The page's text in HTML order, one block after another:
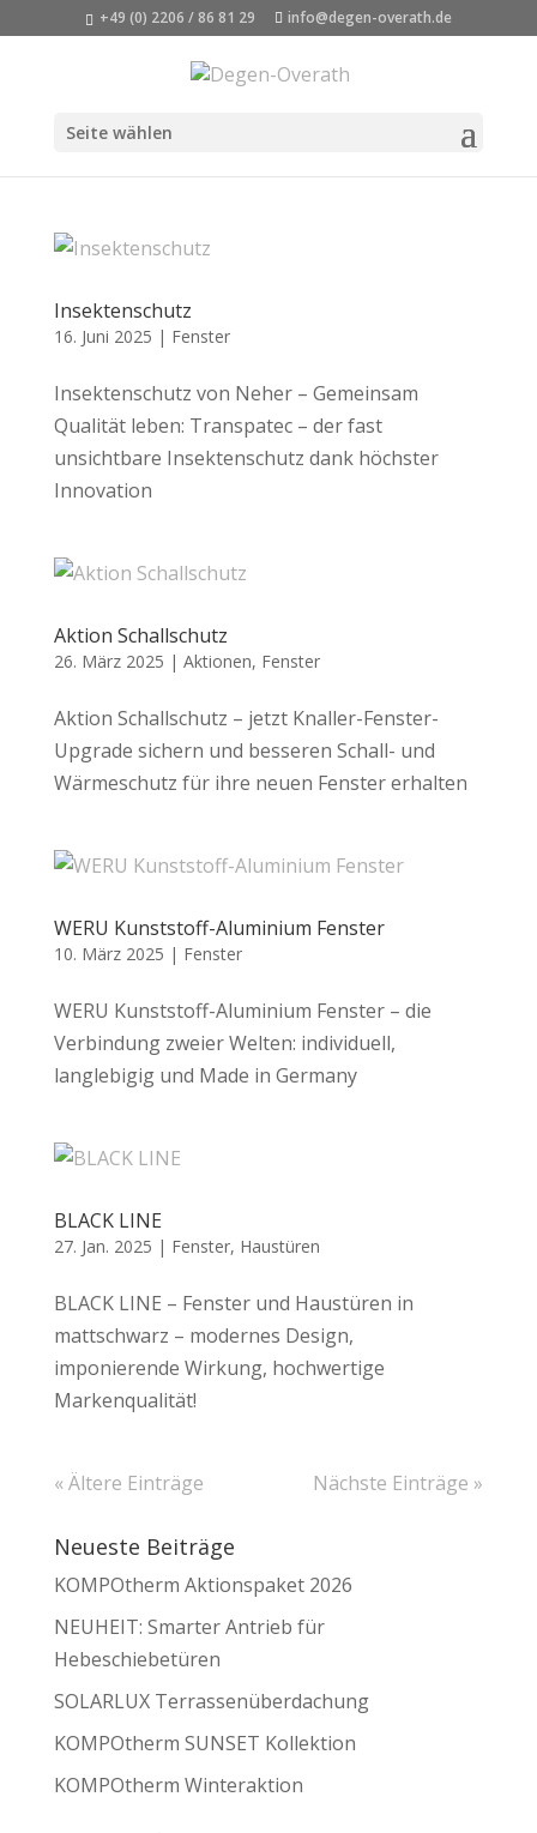
+49 (0) 2206 / 86 81 29 info@degen-overath.de
Seite wählen
Insektenschutz
16. Juni 2025 | Fenster
Insektenschutz von Neher – Gemeinsam
Qualität leben: Transpatec – der fast
unsichtbare Insektenschutz dank höchster
Innovation
Aktion Schallschutz
26. März 2025 | Aktionen, Fenster
Aktion Schallschutz – jetzt Knaller-Fenster-
Upgrade sichern und besseren Schall- und
Wärmeschutz für ihre neuen Fenster erhalten
WERU Kunststoff-Aluminium Fenster
10. März 2025 | Fenster
WERU Kunststoff-Aluminium Fenster – die
Verbindung zweier Welten: individuell,
langlebigig und Made in Germany
BLACK LINE
27. Jan. 2025 | Fenster, Haustüren
BLACK LINE – Fenster und Haustüren in
mattschwarz – modernes Design,
imponierende Wirkung, hochwertige
Markenqualität!
« Ältere Einträge Nächste Einträge »
Neueste Beiträge
KOMPOtherm Aktionspaket 2026
NEUHEIT: Smarter Antrieb für
Hebeschiebetüren
SOLARLUX Terrassenüberdachung
KOMPOtherm SUNSET Kollektion
KOMPOtherm Winteraktion